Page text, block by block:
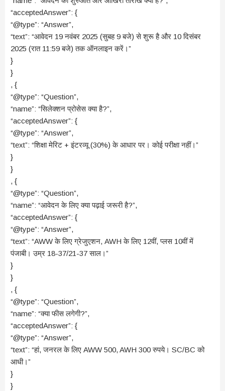
“acceptedAnswer”: {
“@type”: “Answer”,
“text”: “आवेदन 19 नवंबर 2025 (सुबह 9 बजे) से शुरू है और 10 दिसंबर
2025 (रात 11:59 बजे) तक ऑनलाइन करें।”
}
}
, {
“@type”: “Question”,
“name”: “सिलेक्शन प्रोसेस क्या है?”,
“acceptedAnswer”: {
“@type”: “Answer”,
“text”: “शिक्षा मेरिट + इंटरव्यू (30%) के आधार पर। कोई परीक्षा नहीं।”
}
}
, {
“@type”: “Question”,
“name”: “आवेदन के लिए क्या पढ़ाई जरूरी है?”,
“acceptedAnswer”: {
“@type”: “Answer”,
“text”: “AWW के लिए ग्रेजुएशन, AWH के लिए 12वीं, प्लस 10वीं में
पंजाबी। उम्र 18-37/21-37 साल।”
}
}
, {
“@type”: “Question”,
“name”: “क्या फीस लगेगी?”,
“acceptedAnswer”: {
“@type”: “Answer”,
“text”: “हां, जनरल के लिए AWW 500, AWH 300 रुपये। SC/BC को
आधी।”
}
}